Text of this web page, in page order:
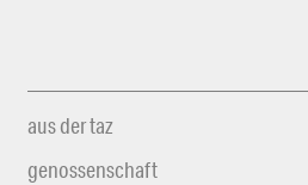
aus der taz
genossenschaft